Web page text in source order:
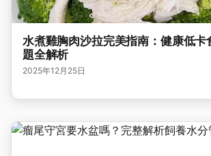
水煮雞胸肉沙拉完美指南：健康低卡
題全解析
2025年12月25日